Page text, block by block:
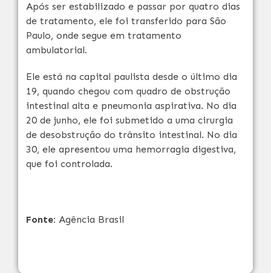
Após ser estabilizado e passar por quatro dias
de tratamento, ele foi transferido para São
Paulo, onde segue em tratamento
ambulatorial.
Ele está na capital paulista desde o último dia
19, quando chegou com quadro de obstrução
intestinal alta e pneumonia aspirativa. No dia
20 de junho, ele foi submetido a uma cirurgia
de desobstrução do trânsito intestinal. No dia
30, ele apresentou uma hemorragia digestiva,
que foi controlada.
Fonte: Agência Brasil